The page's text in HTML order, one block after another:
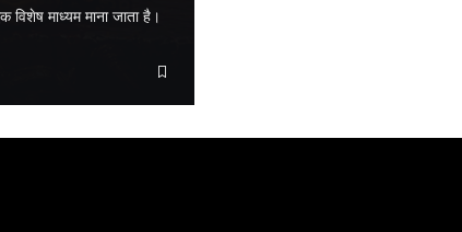
माध्यम माना जाता है।